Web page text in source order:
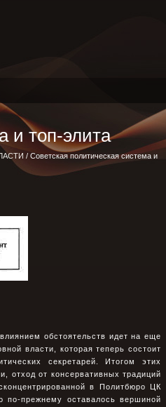
и топ-элита
/ Советская политическая система и
обстоятельств идет на еще
власти, которая теперь состоит
секретарей. Итогом этих
отход от консервативных традиций
в Политбюро ЦК
прежнему оставалось вершиной